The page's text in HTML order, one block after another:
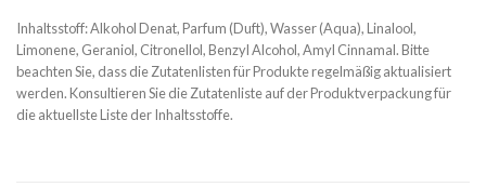
Inhaltsstoff: Alkohol Denat, Parfum (Duft), Wasser (Aqua), Linalool,
Limonene, Geraniol, Citronellol, Benzyl Alcohol, Amyl Cinnamal. Bitte
beachten Sie, dass die Zutatenlisten für Produkte regelmäßig aktualisiert
werden. Konsultieren Sie die Zutatenliste auf der Produktverpackung für
die aktuellste Liste der Inhaltsstoffe.